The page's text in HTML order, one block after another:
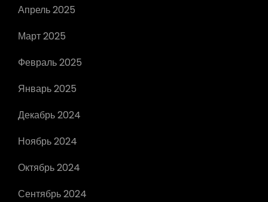
Апрель 2025
Март 2025
Февраль 2025
Январь 2025
Декабрь 2024
Ноябрь 2024
Октябрь 2024
Сентябрь 2024